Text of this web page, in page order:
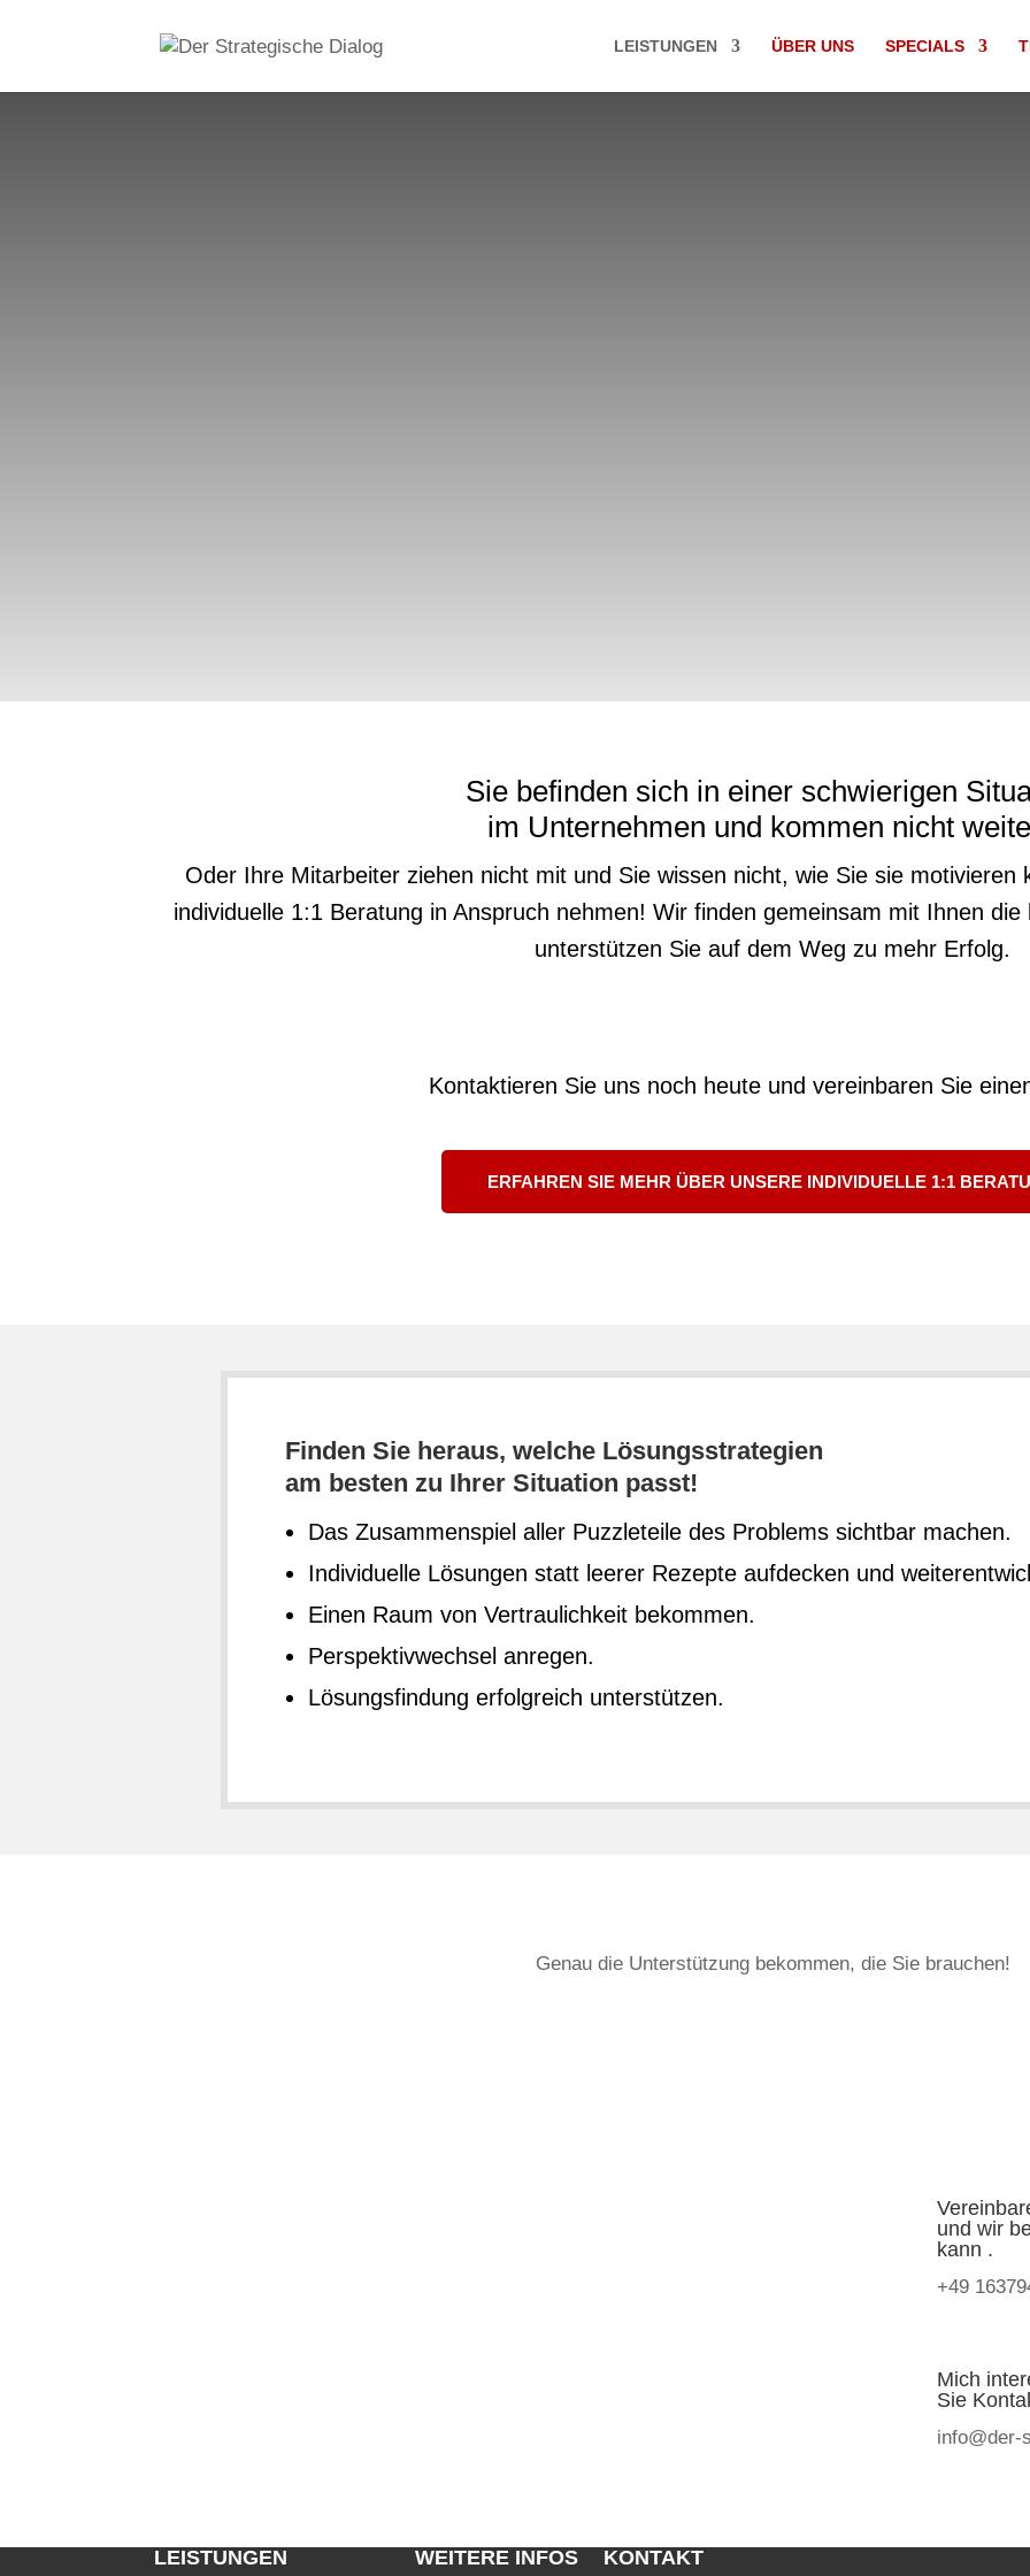
LEISTUNGEN ÜBER UNS SPECIALS
Sie befinden sich in einer schwierigen
im Unternehmen und kommen nicht
Oder Ihre Mitarbeiter ziehen nicht mit und Sie wissen nicht, wie Sie sie motivieren
individuelle 1:1 Beratung in Anspruch nehmen! Wir finden gemeinsam mit Ihnen
unterstützen Sie auf dem Weg zu mehr Erfolg.
Kontaktieren Sie uns noch heute und vereinbaren Sie
ERFAHREN SIE MEHR ÜBER UNSERE INDIVIDUELLE 1:1
Finden Sie heraus, welche Lösungsstrategien
am besten zu Ihrer Situation passt!
Das Zusammenspiel aller Puzzleteile des Problems sichtbar machen.
Individuelle Lösungen statt leerer Rezepte aufdecken und
Einen Raum von Vertraulichkeit bekommen.
Perspektivwechsel anregen.
Lösungsfindung erfolgreich unterstützen.
Genau die Unterstützung bekommen, die Sie brauchen!
und wir
kann .
+49
Mich
Sie
info@der-
LEISTUNGEN WEITERE INFOS KONTAKT